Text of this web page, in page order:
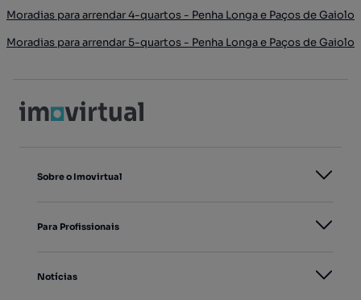
Moradias para arrendar 4-quartos - Penha Longa e Paços de Gaiolo
Moradias para arrendar 5-quartos - Penha Longa e Paços de Gaiolo
Sobre o Imovirtual
Para Profissionais
Notícias